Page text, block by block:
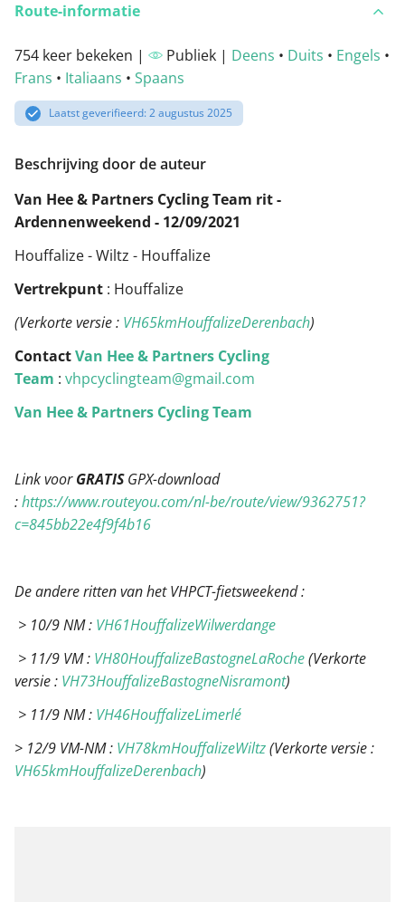
Route-informatie
754 keer bekeken | Publiek | Deens • Duits • Engels •
Frans • Italiaans • Spaans
Laatst geverifieerd: 2 augustus 2025
Beschrijving door de auteur
Van Hee & Partners Cycling Team rit -
Ardennenweekend - 12/09/2021
Houffalize - Wiltz - Houffalize
Vertrekpunt : Houffalize
(Verkorte versie : VH65kmHouffalizeDerenbach)
ContactVan Hee & Partners Cycling
Team : vhpcyclingteam@gmail.com
Van Hee & Partners Cycling Team
Link voorGRATISGPX-download
:https://www.routeyou.com/nl-be/route/view/9362751?
c=845bb22e4f9f4b16
De andere ritten van het VHPCT-fietsweekend :
> 10/9 NM : VH61HouffalizeWilwerdange
> 11/9 VM : VH80HouffalizeBastogneLaRoche(Verkorte
versie : VH73HouffalizeBastogneNisramont)
> 11/9 NM : VH46HouffalizeLimerlé
> 12/9 VM-NM : VH78kmHouffalizeWiltz(Verkorte versie :
VH65kmHouffalizeDerenbach)